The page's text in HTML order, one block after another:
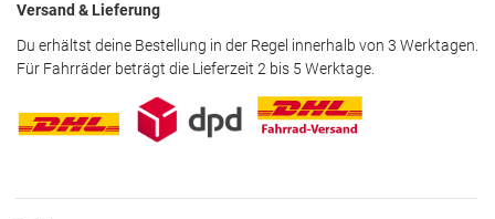
Versand & Lieferung
Du erhältst deine Bestellung in der Regel innerhalb von 3 Werktagen.
Für Fahrräder beträgt die Lieferzeit 2 bis 5 Werktage.